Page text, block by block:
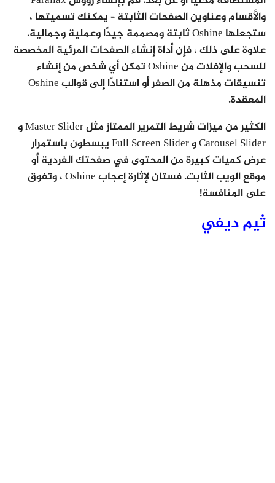
والأقسام وعناوين الصفحات الثابتة – يمكنك تسميتها ،
ستجعلها Oshine ثابتة ومصممة جيدًا وعملية وجمالية.
علاوة على ذلك ، فإن أداة إنشاء الصفحات المرئية المخصصة
للسحب والإفلات من Oshine تمكن أي شخص من إنشاء
تنسيقات مذهلة من الصفر أو استنادًا إلى قوالب Oshine
المعقدة.
الكثير من ميزات شريط التمرير الممتاز مثل Master Slider و
Carousel Slider و Full Screen Slider يبسطون باستمرار
عرض كميات كبيرة من المحتوى في صفحتك الفردية أو
موقع الويب الثابت. فستان لإثارة إعجاب Oshine ، وتفوق
على المنافسة!
ثيم ديفي